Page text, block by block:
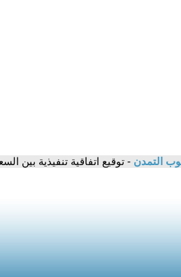
التمدن - توقيع اتفاقية تنفيذية بين